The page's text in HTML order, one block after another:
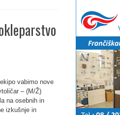
vabimo nove
– (M/Ž)
na osebnih in
izkušnje in